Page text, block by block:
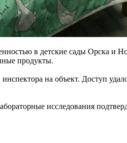
в детские сады Орска и
продукты.
на объект. Доступ
исследования